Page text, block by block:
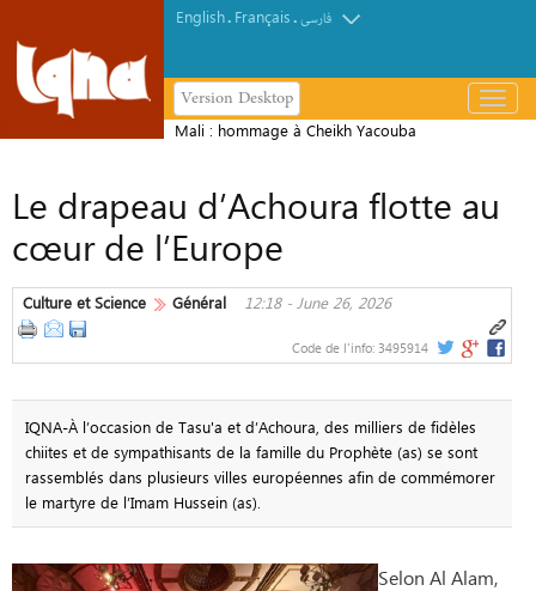
English. Français.فارسی
Version Desktop
باز
و
منو
Mali : hommage à Cheikh Yacouba
Malimag
Le drapeau d’Achoura flotte au
cœur de l’Europe
Culture et Science Général 12:18 - June 26, 2026
Code de l'info: 3495914
IQNA-À l’occasion de Tasu'a et d’Achoura, des milliers de fidèles
chiites et de sympathisants de la famille du Prophète (as) se sont
rassemblés dans plusieurs villes européennes afin de commémorer
le martyre de l’Imam Hussein (as).
Selon Al Alam,